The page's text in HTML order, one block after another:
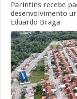
Parintins recebe
desenvolvimento
Eduardo Braga